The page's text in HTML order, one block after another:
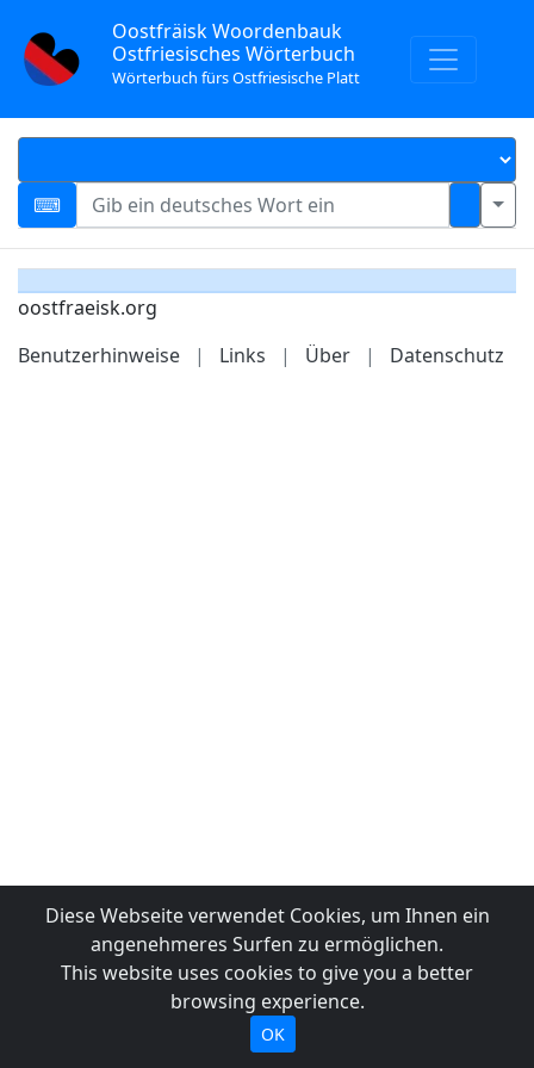
Oostfräisk Woordenbauk
Ostfriesisches Wörterbuch
Wörterbuch fürs Ostfriesische Platt
oostfraeisk.org
Benutzerhinweise
| Links | Über | Datenschutz
Diese Webseite verwendet Cookies, um Ihnen ein
angenehmeres Surfen zu ermöglichen.
This website uses cookies to give you a better
browsing experience.
OK